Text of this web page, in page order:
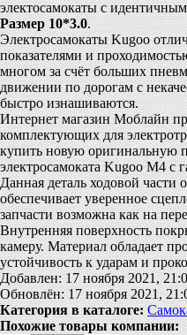
электосамокаты с
Размер 10*3.0.
Электросамокаты Kugoo
показателями и
многом за счёт больших
движении по дорогам с
быстро изнашиваются.
Интернет магазин Моблайн
комплектующих для
купить новую оригинальную
электросамоката Kugoo M4 с
Данная деталь ходовой части
обеспечивает уверенное
запчасти возможна как на
Внутренняя поверхность
камеру. Материал обладает
устойчивость к ударам и
Добавлен: 17 ноября 2021,
Обновлён: 17 ноября 2021,
Категория в каталоге:
Похожие товары компании: